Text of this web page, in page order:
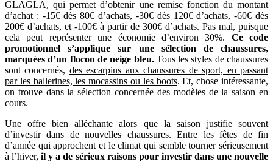
GLAGLA, qui permet d’obtenir une remise fonction du montant
d’achat : -15€ dès 80€ d’achats, -30€ dès 120€ d’achats, -60€ dès
200€ d’achats, et -100€ à partir de 300€ d’achats. Pas mal, puisque
cela peut représenter une économie d’environ 30%. Ce code
promotionnel s’applique sur une sélection de chaussures,
marquées d’un flocon de neige bleu.Tous les styles de chaussures
sont concernés, des escarpins aux chaussures de sport, en passant
par les ballerines, les mocassins ou les boots. Et, chose intéressante,
on trouve dans la sélection concernée des modèles de la saison en
cours.
Une offre bien alléchante alors que la saison justifie souvent
d’investir dans de nouvelles chaussures. Entre les fêtes de fin
d’année qui approchent et le climat qui semble tourner sérieusement
à l’hiver,il y a de sérieux raisons pour investir dans une nouvelle